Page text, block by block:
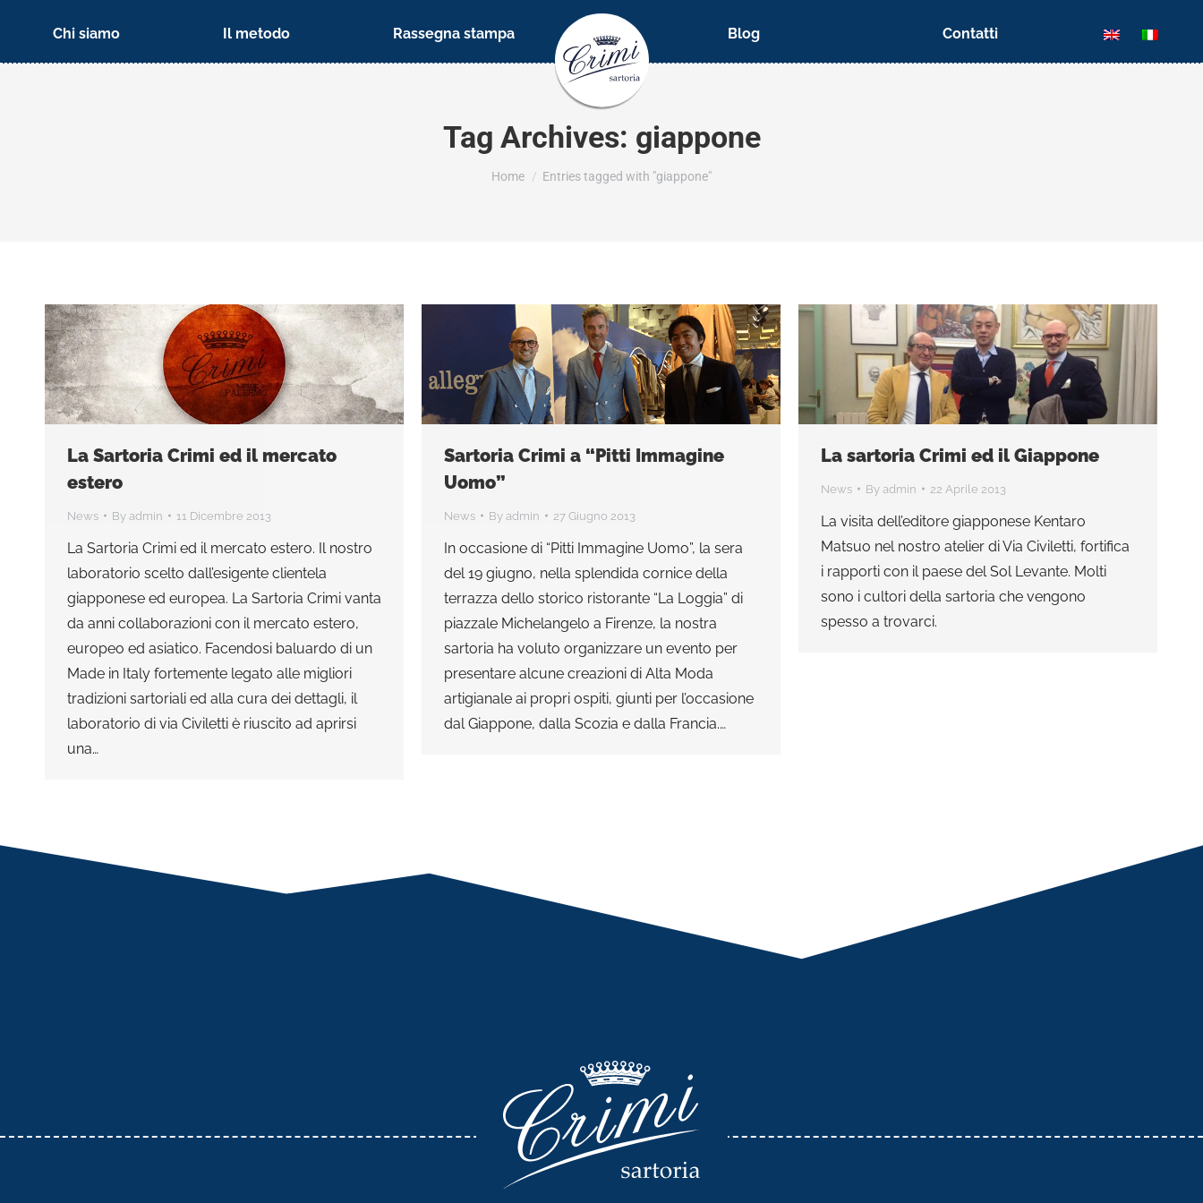
Chi siamo Il metodo Rassegna stampa Blog Contatti
Tag Archives: giappone
You are here:
Home Entries tagged with "giappone"
La Sartoria Crimi ed il mercato
estero
News By admin 11 Dicembre 2013
La Sartoria Crimi ed il mercato estero. Il nostro
laboratorio scelto dall’esigente clientela
giapponese ed europea. La Sartoria Crimi vanta
da anni collaborazioni con il mercato estero,
europeo ed asiatico. Facendosi baluardo di un
Made in Italy fortemente legato alle migliori
tradizioni sartoriali ed alla cura dei dettagli, il
laboratorio di via Civiletti è riuscito ad aprirsi
una…
Sartoria Crimi a “Pitti Immagine
Uomo”
News By admin 27 Giugno 2013
In occasione di “Pitti Immagine Uomo”, la sera
del 19 giugno, nella splendida cornice della
terrazza dello storico ristorante “La Loggia” di
piazzale Michelangelo a Firenze, la nostra
sartoria ha voluto organizzare un evento per
presentare alcune creazioni di Alta Moda
artigianale ai propri ospiti, giunti per l’occasione
dal Giappone, dalla Scozia e dalla Francia.…
La sartoria Crimi ed il Giappone
News By admin 22 Aprile 2013
La visita dell’editore giapponese Kentaro
Matsuo nel nostro atelier di Via Civiletti, fortifica
i rapporti con il paese del Sol Levante. Molti
sono i cultori della sartoria che vengono
spesso a trovarci.